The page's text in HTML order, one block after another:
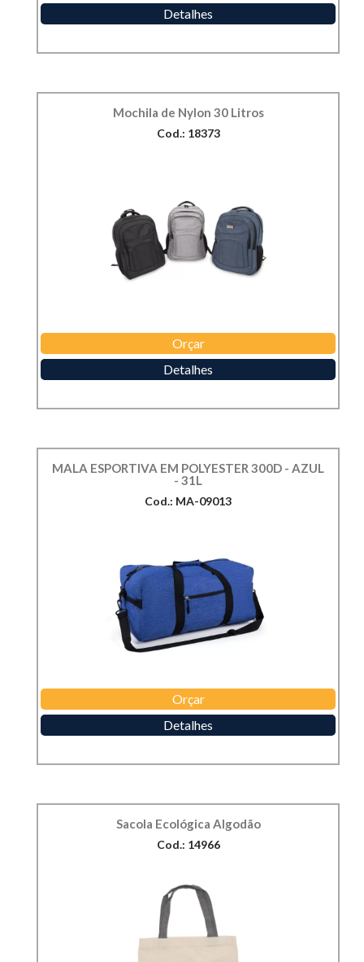
Detalhes
Mochila de Nylon 30 Litros
Cod.: 18373
Orçar
Detalhes
MALA ESPORTIVA EM POLYESTER 300D - AZUL
- 31L
Cod.: MA-09013
Orçar
Detalhes
Sacola Ecológica Algodão
Cod.: 14966